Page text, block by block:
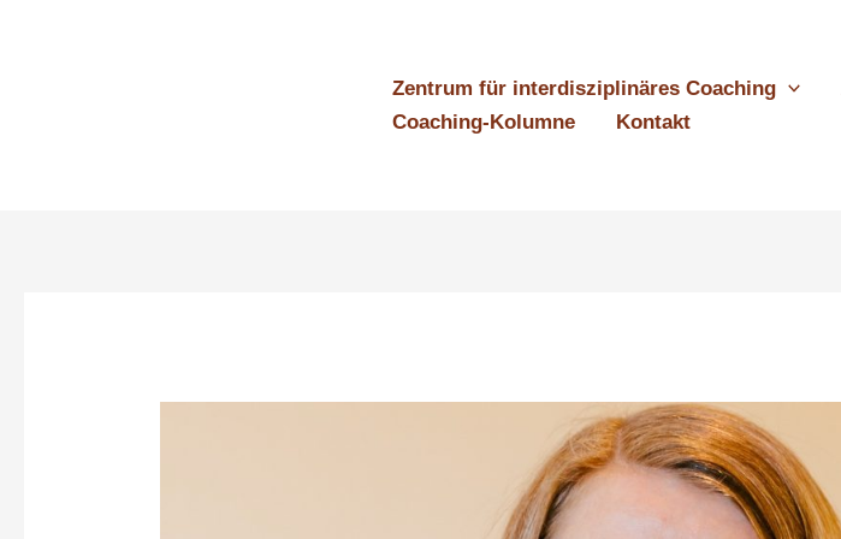
Zentrum für interdisziplinäres Coaching
Coaching-Kolumne
Kontakt